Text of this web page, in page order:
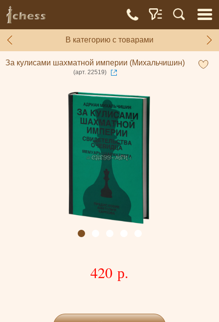
В категорию с товарами
За кулисами шахматной империи (Михальчишин)
(арт. 22519)
420 р.